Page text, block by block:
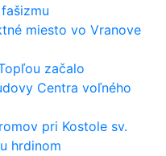
miesto vo Vranove
začalo
Centra voľného
pri Kostole sv.
hrdinom